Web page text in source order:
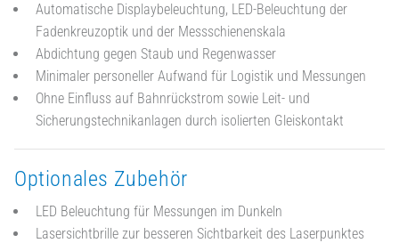
Automatische Displaybeleuchtung, LED-Beleuchtung der
Fadenkreuzoptik und der Messschienenskala
Abdichtung gegen Staub und Regenwasser
Minimaler personeller Aufwand für Logistik und Messungen
Ohne Einfluss auf Bahnrückstrom sowie Leit- und
Sicherungstechnikanlagen durch isolierten Gleiskontakt
Optionales Zubehör
LED Beleuchtung für Messungen im Dunkeln
Lasersichtbrille zur besseren Sichtbarkeit des Laserpunktes